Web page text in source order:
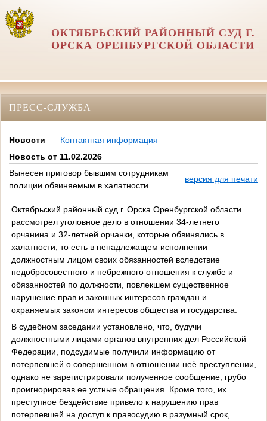
ОКТЯБРЬСКИЙ РАЙОННЫЙ СУД Г.
ОРСКА ОРЕНБУРГСКОЙ ОБЛАСТИ
ПРЕСС-СЛУЖБА
Новости
Контактная информация
Новость от 11.02.2026
Вынесен приговор бывшим сотрудникам
полиции обвиняемым в халатности
версия для печати
Октябрьский районный суд г. Орска Оренбургской области
рассмотрел уголовное дело в отношении 34-летнего
орчанина и 32-летней орчанки, которые обвинялись в
халатности, то есть в ненадлежащем исполнении
должностным лицом своих обязанностей вследствие
недобросовестного и небрежного отношения к службе и
обязанностей по должности, повлекшем существенное
нарушение прав и законных интересов граждан и
охраняемых законом интересов общества и государства.
В судебном заседании установлено, что, будучи
должностными лицами органов внутренних дел Российской
Федерации, подсудимые получили информацию от
потерпевшей о совершенном в отношении неё преступлении,
однако не зарегистрировали полученное сообщение, грубо
проигнорировав ее устные обращения. Кроме того, их
преступное бездействие привело к нарушению прав
потерпевшей на доступ к правосудию в разумный срок,